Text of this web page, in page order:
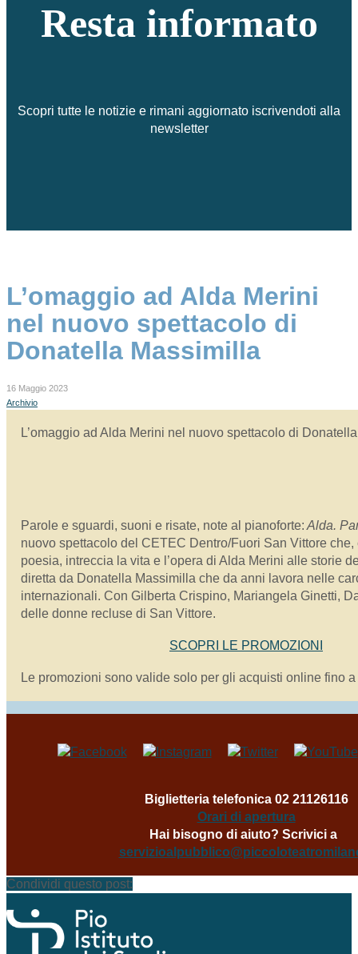
Resta informato
Scopri tutte le notizie e rimani aggiornato iscrivendoti alla
newsletter
L’omaggio ad Alda Merini
nel nuovo spettacolo di
Donatella Massimilla
16 Maggio 2023
Archivio
L’omaggio ad Alda Merini nel nuovo spettacolo di
Parole e sguardi, suoni e risate, note al pianoforte:Alda.
nuovo spettacolo del CETEC Dentro/Fuori San Vittore
poesia, intreccia la vita e l’opera di Alda Merini alle storie
diretta da Donatella Massimilla che da anni lavora nelle
internazionali. Con Gilberta Crispino, Mariangela Ginetti,
delle donne recluse di San Vittore.
SCOPRI LE PROMOZIONI
Le promozioni sono valide solo per gli acquisti online fino a
Biglietteria telefonica 02 21126116
Orari di apertura
Hai bisogno di aiuto? Scrivici a
Condividi questo post: